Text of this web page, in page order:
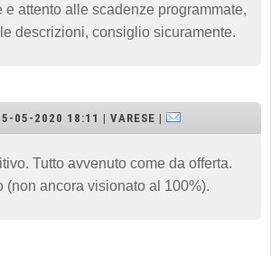
e attento alle scadenze programmate,
descrizioni, consiglio sicuramente.
05-2020 18:11 | VARESE |
Tutto avvenuto come da offerta.
(non ancora visionato al 100%).